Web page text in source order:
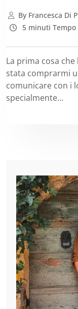
ByFrancesca Di
5 minuti
La prima cosa
stata comprarmi
comunicare con i
specialmente...